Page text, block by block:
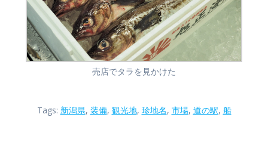
売店でタラを見かけた
Tags: 新潟県, 装備, 観光地, 珍地名, 市場, 道の駅, 船